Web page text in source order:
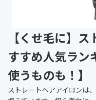
【くせ毛に】
すすめ人気ラン
使うものも！】
ストレートヘアアイロンは